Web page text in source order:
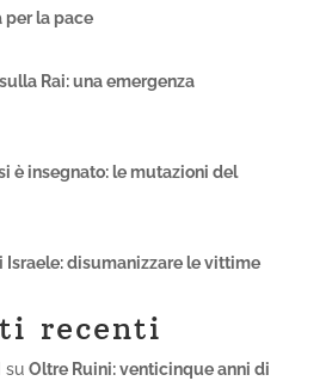
per la pace
Rai: una emergenza
è insegnato: le mutazioni del
Israele: disumanizzare le vittime
recenti
su Oltre Ruini: venticinque anni di